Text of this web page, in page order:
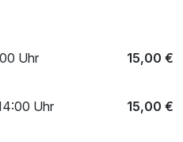
Uhr 15,00 €
Uhr 15,00 €